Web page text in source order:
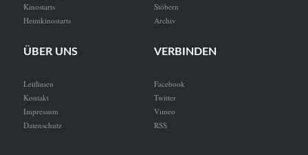
Kinostarts
Heimkinostarts
Stöbern
Archiv
ÜBER UNS
Leitlinien
Kontakt
Impressum
Datenschutz
VERBINDEN
Facebook
Twitter
Vimeo
RSS